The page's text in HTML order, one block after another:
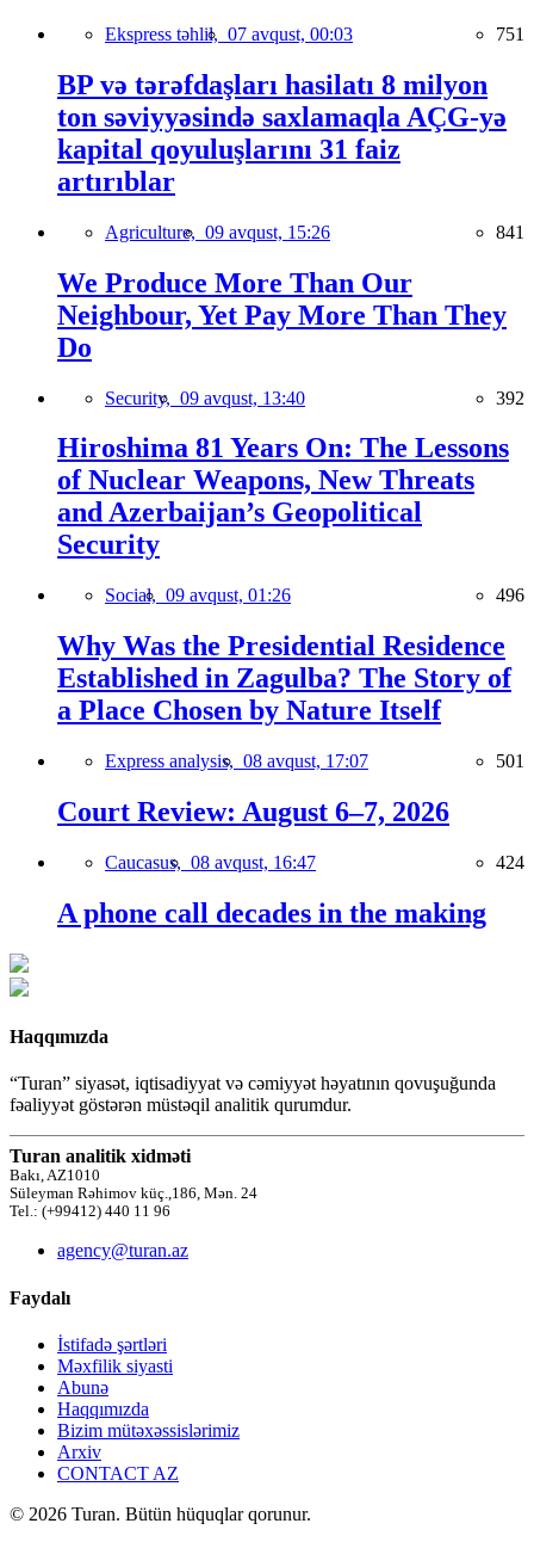
Ekspress təhlil, 07 avqust, 00:03 751
BP və tərəfdaşları hasilatı 8 milyon
ton səviyyəsində saxlamaqla AÇG-yə
kapital qoyuluşlarını 31 faiz
artırıblar
Agriculture, 09 avqust, 15:26 841
We Produce More Than Our
Neighbour, Yet Pay More Than They
Do
Security, 09 avqust, 13:40 392
Hiroshima 81 Years On: The Lessons
of Nuclear Weapons, New Threats
and Azerbaijan’s Geopolitical
Security
Social, 09 avqust, 01:26 496
Why Was the Presidential Residence
Established in Zagulba? The Story of
a Place Chosen by Nature Itself
Express analysis, 08 avqust, 17:07 501
Court Review: August 6–7, 2026
Caucasus, 08 avqust, 16:47 424
A phone call decades in the making
Haqqımızda
“Turan” siyasət, iqtisadiyyat və cəmiyyət həyatının qovuşuğunda
fəaliyyət göstərən müstəqil analitik qurumdur.
Turan analitik xidməti
Bakı, AZ1010
Süleyman Rəhimov küç.,186, Mən. 24
Tel.: (+99412) 440 11 96
agency@turan.az
Faydalı
İstifadə şərtləri
Məxfilik siyasti
Abunə
Haqqımızda
Bizim mütəxəssislərimiz
Arxiv
CONTACT AZ
© 2026 Turan. Bütün hüquqlar qorunur.